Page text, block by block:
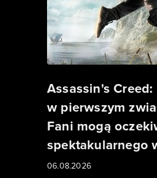
Assassin's
w pierwszym
Fani mogą
spektakularnego
06.08.2026